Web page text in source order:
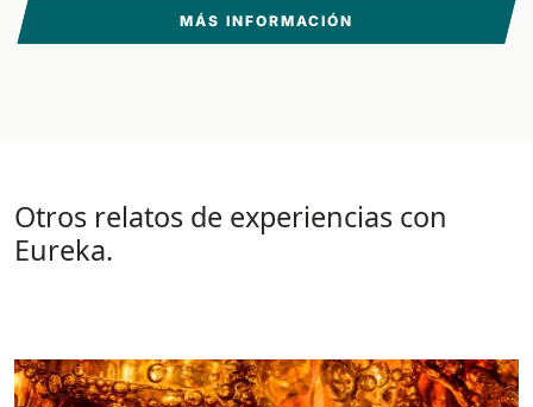
MÁS INFORMACIÓN
Otros relatos de experiencias con
Eureka.